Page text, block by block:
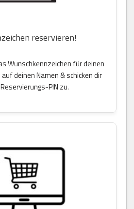
reservieren!
Wunschkennzeichen für deinen
deinen Namen & schicken dir
PIN zu.